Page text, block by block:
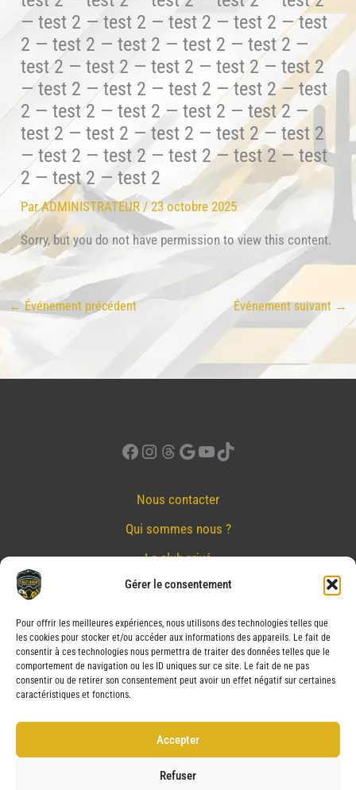
Gérer le consentement
Pour offrir les meilleures expériences, nous utilisons des technologies telles que
les cookies pour stocker et/ou accéder aux informations des appareils. Le fait de
consentir à ces technologies nous permettra de traiter des données telles que le
comportement de navigation ou les ID uniques sur ce site. Le fait de ne pas
consentir ou de retirer son consentement peut avoir un effet négatif sur certaines
caractéristiques et fonctions.
Accepter
Refuser
ParADMINISTRATEUR /23 octobre 2025
Sorry, but you do not have permission to view this content.
←Événement précédent Événement suivant→
Facebook
Instagram
Threads
Google
YouTube
TikTok
Nous contacter
Qui sommes nous ?
Le club privé
Réserver
Nos partenaires
Mentions Légales
Conditions générales de vente
Politique de cookies (UE)